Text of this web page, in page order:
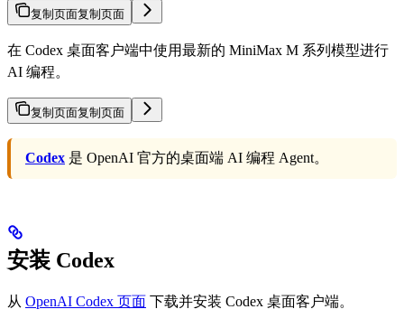
复制页面复制页面
在 Codex 桌面客户端中使用最新的 MiniMax M 系列模型进行
AI 编程。
复制页面复制页面
Codex 是 OpenAI 官方的桌面端 AI 编程 Agent。
安装 Codex
从 OpenAI Codex 页面 下载并安装 Codex 桌面客户端。